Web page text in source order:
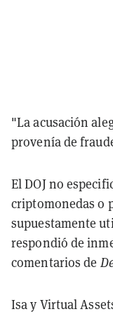
"La acusación
provenía de
El DOJ no
criptomonedas o
supuestamente
respondió de
comentarios de
Isa y Virtual